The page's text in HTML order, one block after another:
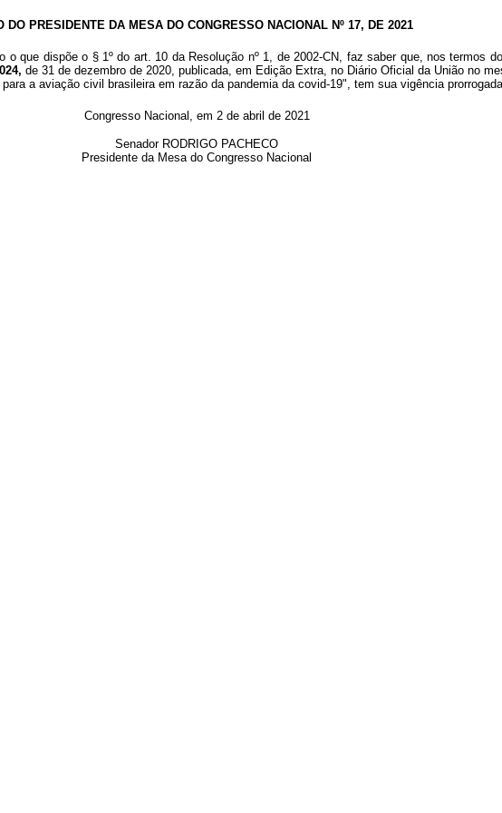
DO PRESIDENTE DA MESA DO CONGRESSO NACIONAL Nº 17, DE 2021
o que dispõe o § 1º do art. 10 da Resolução nº 1, de 2002-CN, faz saber que, nos termos
de 31 de dezembro de 2020, publicada, em Edição Extra, no Diário Oficial da União no
a aviação civil brasileira em razão da pandemia da covid-19", tem sua vigência
Congresso Nacional, em 2 de abril de 2021
Senador RODRIGO PACHECO
Presidente da Mesa do Congresso Nacional